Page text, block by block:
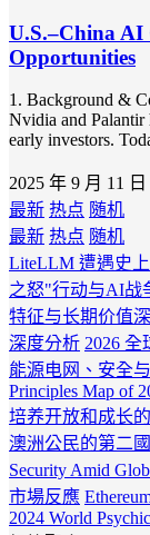
U.S.–China AI
Opportunities
1. Background &
Nvidia and Palantir
early investors.
2025 年 9 月 11 日
最新 热点 随机
最新 热点 随机
LiteLLM 遭遇史
之怒"行动与AI战
特征与长期价值
深度分析 2026 全
能源电网、安全
Principles Map of
培养开放和成长
澳洲公民的第二
Security Amid
市場反應
2024 World